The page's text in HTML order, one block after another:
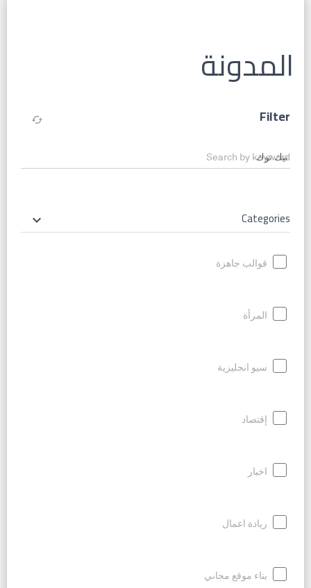
المدونة
Filter
cached
Search by keyword
Categories
keyboard_arrow_down
قوالب جاهزة
المرأة
سيو انجليزية
إقتصاد
اخبار
ريادة اعمال
بناء موقع مجاني